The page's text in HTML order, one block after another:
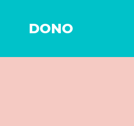
DONO